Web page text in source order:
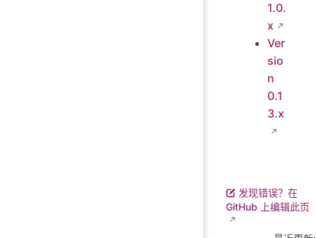
1.0.
x
Ver
sio
n
0.1
3.x
发现错误？在
GitHub 上编辑此页